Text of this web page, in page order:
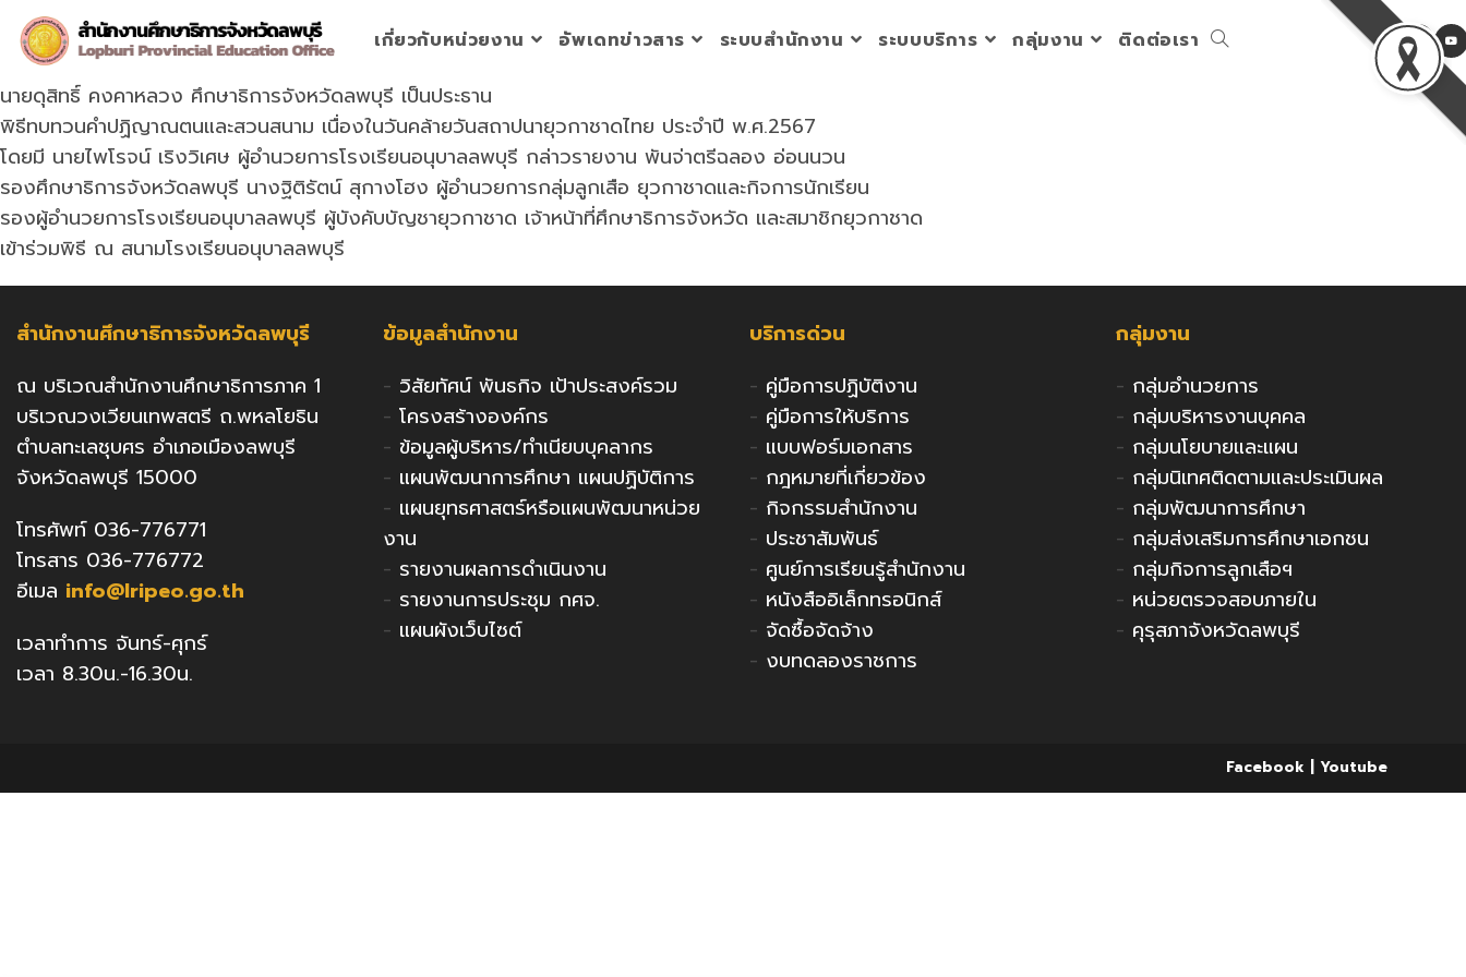
content
เกี่ยวกับหน่วยงาน อัพเดทข่าวสาร ระบบสำนักงาน ระบบบริการ กลุ่มงาน ติดต่อเรา Toggle
นายดุสิทธิ์ คงคาหลวง ศึกษาธิการจังหวัดลพบุรี เป็นประธาน
พิธีทบทวนคำปฏิญาณตนและสวนสนาม เนื่องในวันคล้ายวันสถาปนายุวกาชาดไทย ประจำปี พ.ศ.2567
โดยมี นายไพโรจน์ เริงวิเศษ ผู้อำนวยการโรงเรียนอนุบาลลพบุรี กล่าวรายงาน พันจ่าตรีฉลอง อ่อนนวน
รองศึกษาธิการจังหวัดลพบุรี นางฐิติรัตน์ สุกางโฮง ผู้อำนวยการกลุ่มลูกเสือ ยุวกาชาดและกิจการนักเรียน
รองผู้อำนวยการโรงเรียนอนุบาลลพบุรี ผู้บังคับบัญชายุวกาชาด เจ้าหน้าที่ศึกษาธิการจังหวัด และสมาชิกยุวกาชาด
เข้าร่วมพิธี ณ สนามโรงเรียนอนุบาลลพบุรี
สำนักงานศึกษาธิการจังหวัดลพบุรี
ณ บริเวณสำนักงานศึกษาธิการภาค 1
บริเวณวงเวียนเทพสตรี ถ.พหลโยธิน
ตำบลทะเลชุบศร อำเภอเมืองลพบุรี
จังหวัดลพบุรี 15000
โทรศัพท์ 036-776771
โทรสาร 036-776772
อีเมล info@lripeo.go.th
เวลาทำการ จันทร์-ศุกร์
เวลา 8.30น.-16.30น.
ข้อมูลสำนักงาน
- วิสัยทัศน์ พันธกิจ เป้าประสงค์รวม
- โครงสร้างองค์กร
- ข้อมูลผู้บริหาร/ทำเนียบบุคลากร
- แผนพัฒนาการศึกษา แผนปฏิบัติการ
- แผนยุทธศาสตร์หรือแผนพัฒนาหน่วย
งาน
- รายงานผลการดำเนินงาน
- รายงานการประชุม กศจ.
- แผนผังเว็บไซต์
บริการด่วน
- คู่มือการปฏิบัติงาน
- คู่มือการให้บริการ
- แบบฟอร์มเอกสาร
- กฎหมายที่เกี่ยวข้อง
- กิจกรรมสำนักงาน
- ประชาสัมพันธ์
- ศูนย์การเรียนรู้สำนักงาน
- หนังสืออิเล็กทรอนิกส์
- จัดซื้อจัดจ้าง
- งบทดลองราชการ
กลุ่มงาน
- กลุ่มอำนวยการ
- กลุ่มบริหารงานบุคคล
- กลุ่มนโยบายและแผน
- กลุ่มนิเทศติดตามและประเมินผล
- กลุ่มพัฒนาการศึกษา
- กลุ่มส่งเสริมการศึกษาเอกชน
- กลุ่มกิจการลูกเสือฯ
- หน่วยตรวจสอบภายใน
- คุรุสภาจังหวัดลพบุรี
Facebook Youtube